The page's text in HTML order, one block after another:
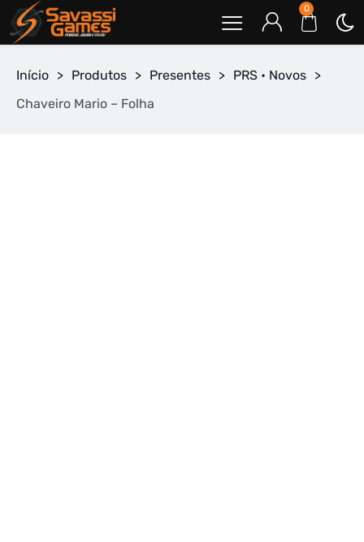
0
Início > Produtos > Presentes > PRS • Novos >
Chaveiro Mario – Folha